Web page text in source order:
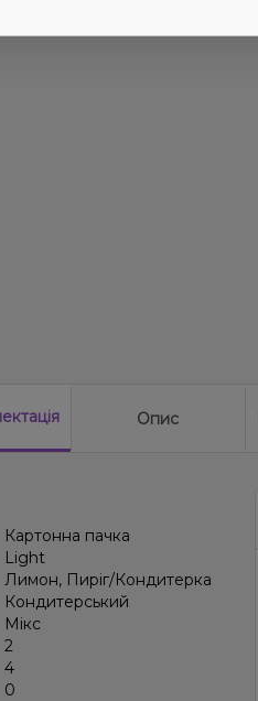
Опис
Картонна пачка
Light
Лимон, Пиріг/Кондитерка
Кондитерський
Мікс
2
4
0